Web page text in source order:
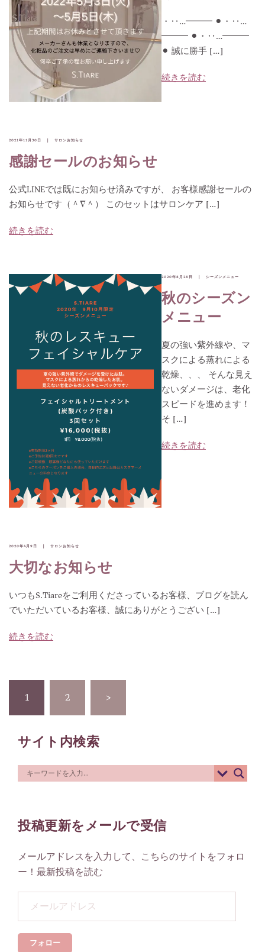
・‥…━━━ ⚫︎・‥…
━━━ ⚫︎・‥…━━━
⚫︎ 誠に勝手 […]
続きを読む
2021年11月30日 サロンお知らせ
感謝セールのお知らせ
公式LINEでは既にお知らせ済みですが、 お客様感謝セールの
お知らせです（＾∇＾） このセットはサロンケア […]
続きを読む
2020年8月28日 シーズンメニュー
秋のシーズン
メニュー
夏の強い紫外線や、マ
スクによる蒸れによる
乾燥、、、 そんな見え
ないダメージは、老化
スピードを進めます！
そ […]
続きを読む
2020年4月9日 サロンお知らせ
大切なお知らせ
いつもS.Tiareをご利用くださっているお客様、ブログを読ん
でいただいているお客様、誠にありがとうござい […]
続きを読む
ペ
ー
ジ
り
1 2 >
サイト内検索
投稿更新をメールで受信
メールアドレスを入力して、こちらのサイトをフォロ
ー！最新投稿を読む
ル
フォロー